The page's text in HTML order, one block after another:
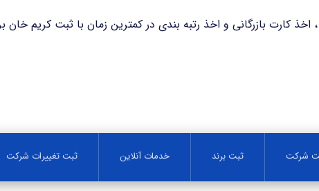
بازرگانی و اخذ رتبه بندی در کمترین زمان با ثبت کریم خان برای مشاوره با شماره
شرکت ثبت برند خدمات آنلاین ثبت تغییرات شرکت